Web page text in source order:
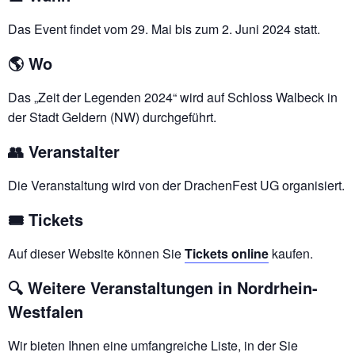
Das Event findet vom 29. Mai bis zum 2. Juni 2024 statt.
🌎 Wo
Das „Zeit der Legenden 2024“ wird auf Schloss Walbeck in
der Stadt Geldern (NW) durchgeführt.
👥 Veranstalter
Die Veranstaltung wird von der DrachenFest UG organisiert.
🎟️ Tickets
Auf dieser Website können SieTickets online kaufen.
🔍 Weitere Veranstaltungen in Nordrhein-
Westfalen
Wir bieten Ihnen eine umfangreiche Liste, in der Sie